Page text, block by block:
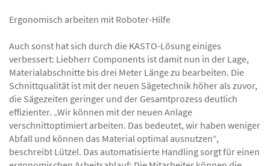
Ergonomisch arbeiten mit Roboter-Hilfe
Auch sonst hat sich durch die KASTO-Lösung einiges
verbessert: Liebherr Components ist damit nun in der Lage,
Materialabschnitte bis drei Meter Länge zu bearbeiten. Die
Schnittqualität ist mit der neuen Sägetechnik höher als zuvor,
die Sägezeiten geringer und der Gesamtprozess deutlich
effizienter. „Wir können mit der neuen Anlage
verschnittoptimiert arbeiten. Das bedeutet, wir haben weniger
Abfall und können das Material optimal ausnutzen“,
beschreibt Lützel. Das automatisierte Handling sorgt für einen